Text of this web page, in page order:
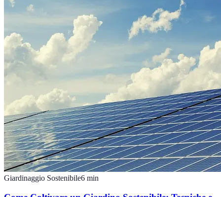
Giardinaggio Sostenibile6 min